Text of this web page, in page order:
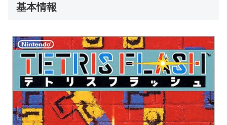
基本情報